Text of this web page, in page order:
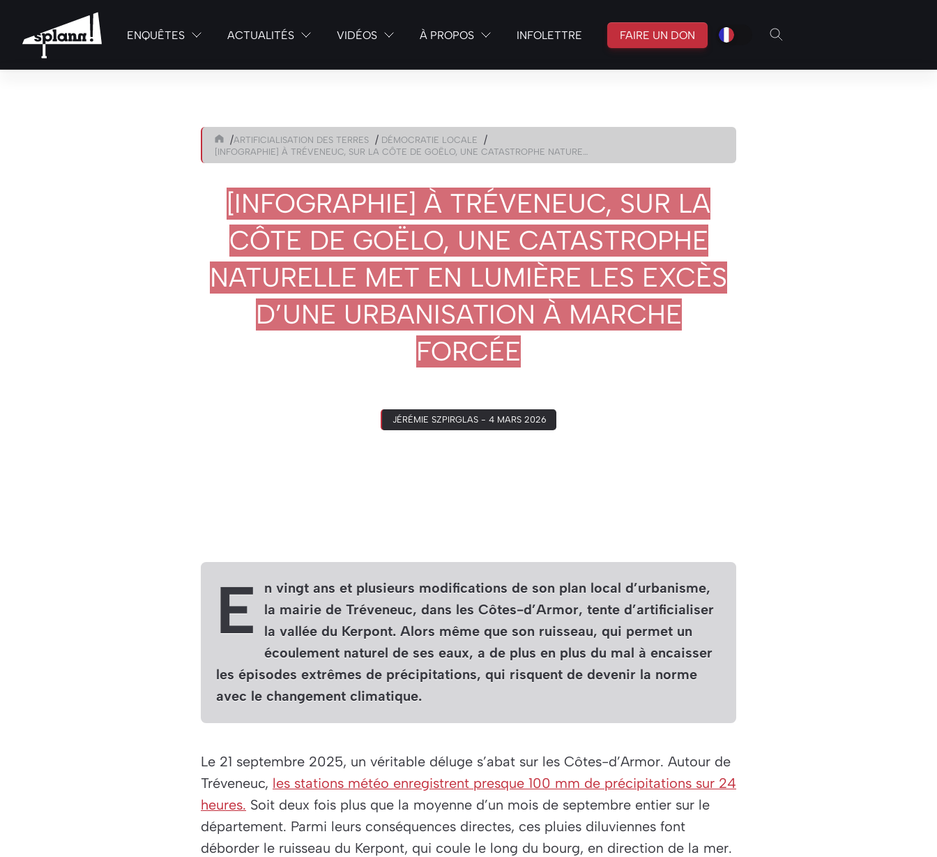
ENQUÊTES ACTUALITÉS VIDÉOS À PROPOS INFOLETTRE FAIRE UN DON br
/ARTIFICIALISATION DES TERRES / DÉMOCRATIE LOCALE /
[INFOGRAPHIE] À TRÉVENEUC, SUR LA CÔTE DE GOËLO, UNE CATASTROPHE NATURE…
[INFOGRAPHIE] À TRÉVENEUC, SUR LA
CÔTE DE GOËLO, UNE CATASTROPHE
NATURELLE MET EN LUMIÈRE LES EXCÈS
D’UNE URBANISATION À MARCHE
FORCÉE
JÉRÉMIE SZPIRGLAS - 4 MARS 2026
E
n vingt ans et plusieurs modifications de son plan local d’urbanisme,
la mairie de Tréveneuc, dans les Côtes-d’Armor, tente d’artificialiser
la vallée du Kerpont. Alors même que son ruisseau, qui permet un
écoulement naturel de ses eaux, a de plus en plus du mal à encaisser
les épisodes extrêmes de précipitations, qui risquent de devenir la norme
avec le changement climatique.
Le 21 septembre 2025, un véritable déluge s’abat sur les Côtes-d’Armor. Autour de
Tréveneuc, les stations météo enregistrent presque 100 mm de précipitations sur 24
heures. Soit deux fois plus que la moyenne d’un mois de septembre entier sur le
département. Parmi leurs conséquences directes, ces pluies diluviennes font
déborder le ruisseau du Kerpont, qui coule le long du bourg, en direction de la mer.